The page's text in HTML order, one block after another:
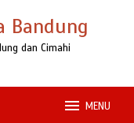
Bandung
dan Cimahi
MENU